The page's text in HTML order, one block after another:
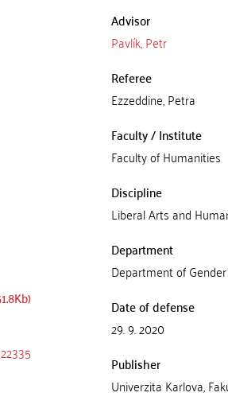
Advisor
Pavlík, Petr
Referee
Ezzeddine, Petra
Faculty / Institute
Faculty of Humanities
Discipline
Liberal Arts and
Department
Department of
Date of defense
29. 9. 2020
Publisher
Univerzita Karlova,